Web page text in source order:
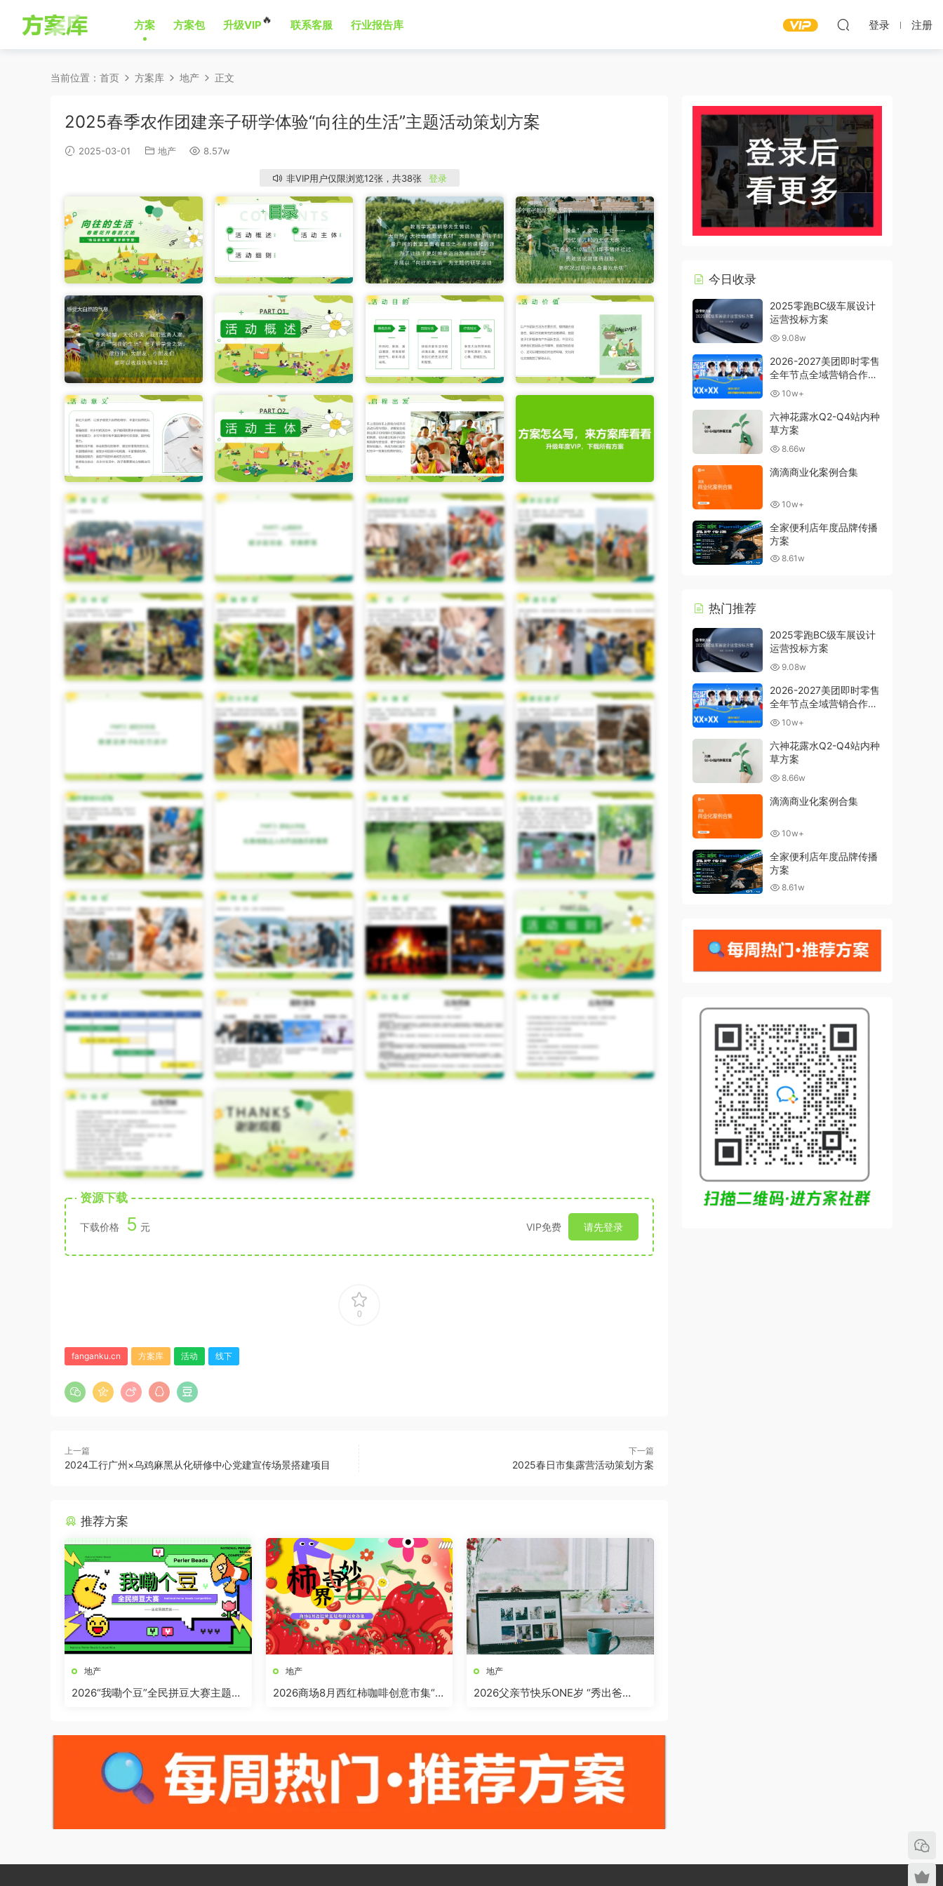
方案 方案包 升级VIP🔥 联系客服 行业报告库 登录 注册
当前位置： 首页 方案库 地产 正文
2025春季农作团建亲子研学体验“向往的生活”主题活动策划方案
2025-03-01 地产 8.57w
非VIP用户仅限浏览12张，共38张 登录
资源下载
下载价格 5 元 VIP免费 请先登录
0
fanganku.cn 方案库 活动 线下
上一篇
2024工行广州×乌鸡麻黑从化研修中心党建宣传场景搭建项目
下一篇
2025春日市集露营活动策划方案
推荐方案
地产
2026“我嘞个豆”全民拼豆大赛主题活
地产
2026商场8月西红柿咖啡创意市集“柿
地产
2026父亲节快乐ONE岁 “秀出爸
今日收录
2025零跑BC级车展设计
运营投标方案
9.08w
2026-2027美团即时零售
全年节点全域营销合作方
案 10w+
六神花露水Q2-Q4站内种
草方案
8.66w
滴滴商业化案例合集
10w+
全家便利店年度品牌传播
方案
8.61w
热门推荐
2025零跑BC级车展设计
运营投标方案
9.08w
2026-2027美团即时零售
全年节点全域营销合作方
案 10w+
六神花露水Q2-Q4站内种
草方案
8.66w
滴滴商业化案例合集
10w+
全家便利店年度品牌传播
方案
8.61w